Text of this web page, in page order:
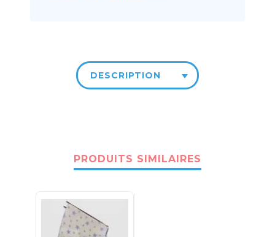
DESCRIPTION
PRODUITS SIMILAIRES